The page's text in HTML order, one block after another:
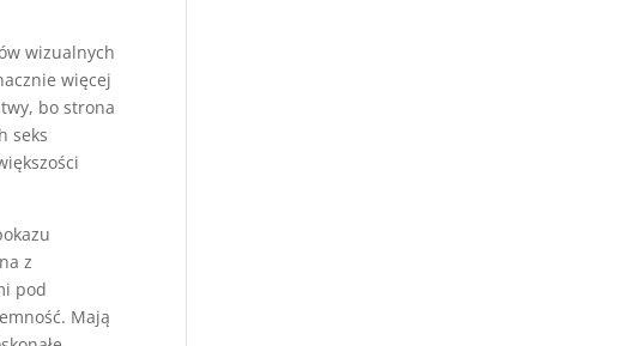
wizualnych
więcej
bo strona
seks
z
pod
Mają